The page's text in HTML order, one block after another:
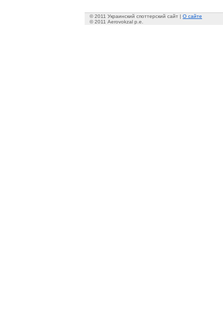
© 2011 Украинский споттерский сайт | О сайте
© 2011 Aerovokzal p.e.